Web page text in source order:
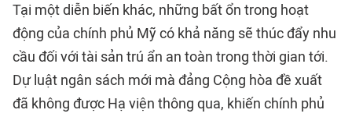
Tại một diễn biến khác, những bất ổn trong hoạt
động của chính phủ Mỹ có khả năng sẽ thúc đẩy nhu
cầu đối với tài sản trú ẩn an toàn trong thời gian tới.
Dự luật ngân sách mới mà đảng Cộng hòa đề xuất
đã không được Hạ viện thông qua, khiến chính phủ